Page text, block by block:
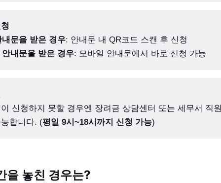
내문을 받은 경우: 안내문 내 QR코드 스캔 후 신청
안내문을 받은 경우: 모바일 안내문에서 바로 신청 가능
신청하지 못할 경우엔 장려금 상담센터 또는 세무서 직
합니다. (평일 9시~18시까지 신청 가능)
을 놓친 경우는?